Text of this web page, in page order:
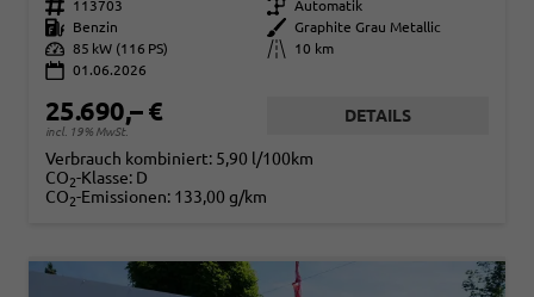
Fahrzeugnr. 113703 Getriebe Automatik
Kraftstoff
Benzin Außenfarbe
Graphite Grau Metallic
Leistung 85 kW (116 PS) Kilometerstand
10 km
01.06.2026
25.690,– €
incl. 19% MwSt.
DETAILS
Verbrauch kombiniert: 5,90 l/100km
CO2-Klasse: D
CO2-Emissionen: 133,00 g/km